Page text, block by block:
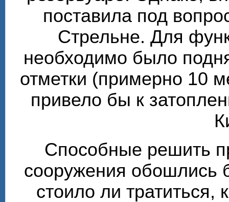
поставила под
Стрельне. Для
необходимо было
отметки (примерно 10
привело бы к
Способные решить
сооружения обошлись
стоило ли тратиться,